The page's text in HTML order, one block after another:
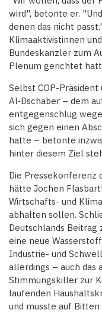
wird", betonte er.
denen das nicht
Klimaaktivistinnen
Bundeskanzler zum
Plenum gerichtet
Selbst COP-
Al‑Dschaber – dem
entgegenschlug
sich gegen einen
hatte – betonte
hinter diesem Ziel
Die Pressekonferenz
hätte Jochen
Wirtschafts- und
abhalten sollen.
Deutschlands
eine neue
Industrie- und
allerdings – auch das
Stimmungskiller zur
laufenden
und musste auf